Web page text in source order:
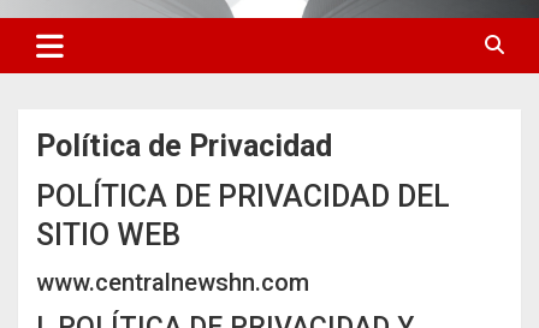
Central News HN
Política de Privacidad
POLÍTICA DE PRIVACIDAD DEL
SITIO WEB
www.centralnewshn.com